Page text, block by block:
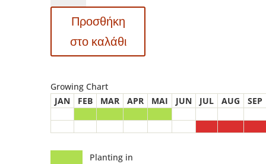
–
ποσότητα
Προσθήκη
στο καλάθι
Growing Chart
JAN
FEB MAR APR MAI JUN JUL AUG SEP
Planting in